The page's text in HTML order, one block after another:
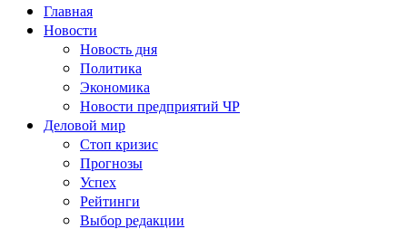
Главная
Новости
Новость дня
Политика
Экономика
Новости предприятий ЧР
Деловой мир
Стоп кризис
Прогнозы
Успех
Рейтинги
Выбор редакции